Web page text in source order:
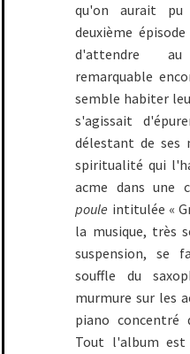
qu'on aurait
deuxième
d'attendre
remarquable
semble habiter
s'agissait
délestant de
spiritualité qui
acme dans une
poule intitulée «
la musique, très
suspension, se
souffle du
murmure sur les
piano concentré
Tout l'album est